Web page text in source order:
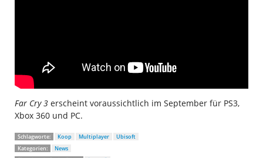
Far Cry 3 erscheint voraussichtlich im September für PS3,
Xbox 360 und PC.
Schlagworte: Koop Multiplayer
Ubisoft
Kategorien:
News